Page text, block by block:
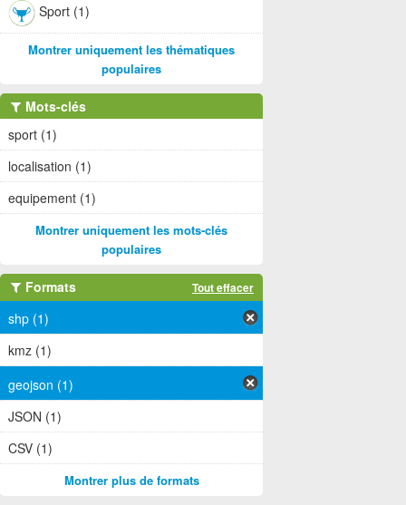
Sport (1)
Montrer uniquement les thématiques
populaires
Mots-clés
sport (1)
localisation (1)
equipement (1)
Montrer uniquement les mots-clés
populaires
Formats Tout effacer
shp (1)
kmz (1)
geojson (1)
JSON (1)
CSV (1)
Montrer plus de formats